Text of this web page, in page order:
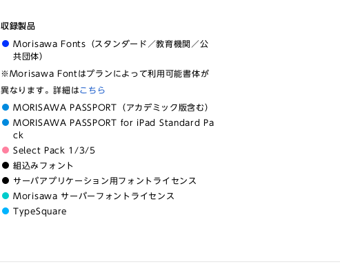
収録製品
Morisawa Fonts（スタンダード／教育機関／公
共団体）
※Morisawa Fontはプランによって利用可能書体が
異なります。詳細はこちら
MORISAWA PASSPORT（アカデミック版含む）
MORISAWA PASSPORT for iPad Standard Pa
ck
Select Pack 1/3/5
組込みフォント
サーバアプリケーション用フォントライセンス
Morisawa サーバーフォントライセンス
TypeSquare